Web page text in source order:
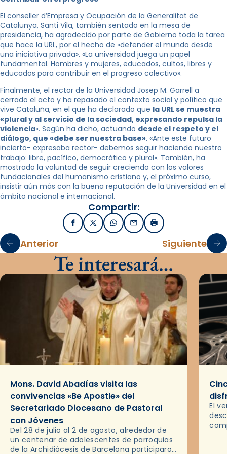
El conseller d’Empresa y Ocupación de la Generalitat de
Catalunya, Santi Vila, también sentado en la mesa de
presidencia, ha agradecido por parte de Gobierno toda la tarea
que hace la URL, por el hecho de «defender el mundo desde
una iniciativa privada». «La universidad juega un papel
fundamental. Hombres y mujeres, educados, cultos, libres y
educados para contribuir en el progreso colectivo».
Finalmente, el rector de la Universidad Josep M. Garrell a
cerrado el acto y ha repasado el contexto social y político que
vive Cataluña, en el que ha declarado que la URL se muestra
«plural y al servicio de la sociedad, expresando repulsa la
violencia«. Según ha dicho, actuando desde el respeto y el
diálogo, que «debe ser nuestra base». «Ante este futuro
incierto- expresaba rector- debemos seguir haciendo nuestro
trabajo: libre, pacífico, democrático y plural». También, ha
mostrado la voluntad de seguir creciendo con los valores
fundacionales del humanismo cristiano y, el próximo curso,
insistir aún más con la buena reputación de la Universidad en el
ámbito nacional e internacional.
Compartir:
FacebookX / TwitterWhatsApp
EmailImprimir
Anterior Siguiente
Te interesará…
Mons. David Abadías visita las
convivencias «Be Apostle» del
Secretariado Diocesano de Pastoral
con Jóvenes
Del 28 de julio al 2 de agosto, alrededor de
un centenar de adolescentes de parroquias
de la Archidiócesis de Barcelona participaron
El